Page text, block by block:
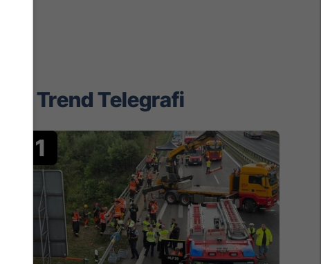
Trend Telegrafi